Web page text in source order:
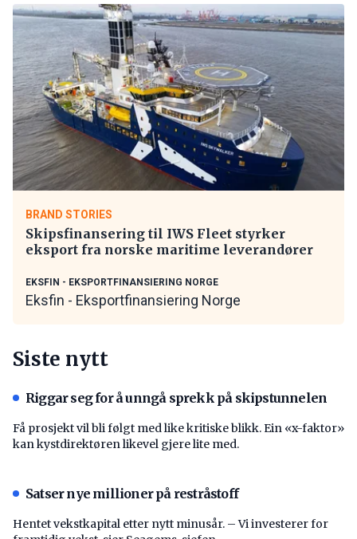
BRAND STORIES
Skipsfinansering til IWS Fleet styrker
eksport fra norske maritime leverandører
EKSFIN - EKSPORTFINANSIERING NORGE
Eksfin - Eksportfinansiering Norge
Siste nytt
Riggar seg for å unngå sprekk på skipstunnelen
Få prosjekt vil bli følgt med like kritiske blikk. Ein «x-faktor»
kan kystdirektøren likevel gjere lite med.
Satser nye millioner på restråstoff
Hentet vekstkapital etter nytt minusår. – Vi investerer for